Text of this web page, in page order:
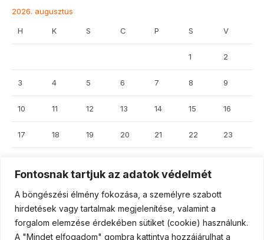
Fontosnak tartjuk az adatok védelmét
A böngészési élmény fokozása, a személyre szabott
hirdetések vagy tartalmak megjelenítése, valamint a
forgalom elemzése érdekében sütiket (cookie) használunk.
A "Mindet elfogadom" gombra kattintva hozzájárulhat a
2026. augusztus
H K S C P S V
1 2
3 4 5 6 7 8 9
10 11 12 13 14 15 16
17 18 19 20 21 22 23
« jún